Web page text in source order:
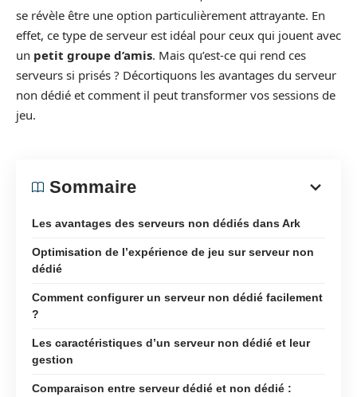
se révèle être une option particulièrement attrayante. En
effet, ce type de serveur est idéal pour ceux qui jouent avec
un petit groupe d’amis. Mais qu’est-ce qui rend ces
serveurs si prisés ? Décortiquons les avantages du serveur
non dédié et comment il peut transformer vos sessions de
jeu.
Sommaire
Les avantages des serveurs non dédiés dans Ark
Optimisation de l’expérience de jeu sur serveur non
dédié
Comment configurer un serveur non dédié facilement
?
Les caractéristiques d’un serveur non dédié et leur
gestion
Comparaison entre serveur dédié et non dédié :